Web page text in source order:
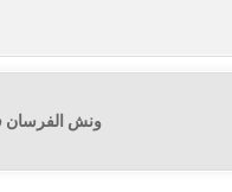
ونش الفرسان في مدينة